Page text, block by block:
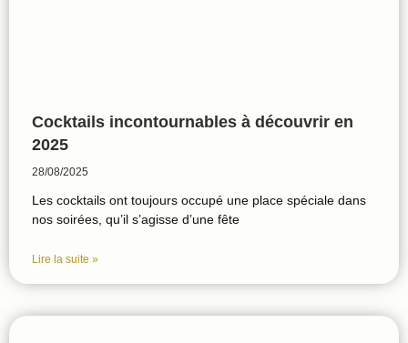
Cocktails incontournables à découvrir en
2025
28/08/2025
Les cocktails ont toujours occupé une place spéciale dans
nos soirées, qu’il s’agisse d’une fête
Lire la suite »